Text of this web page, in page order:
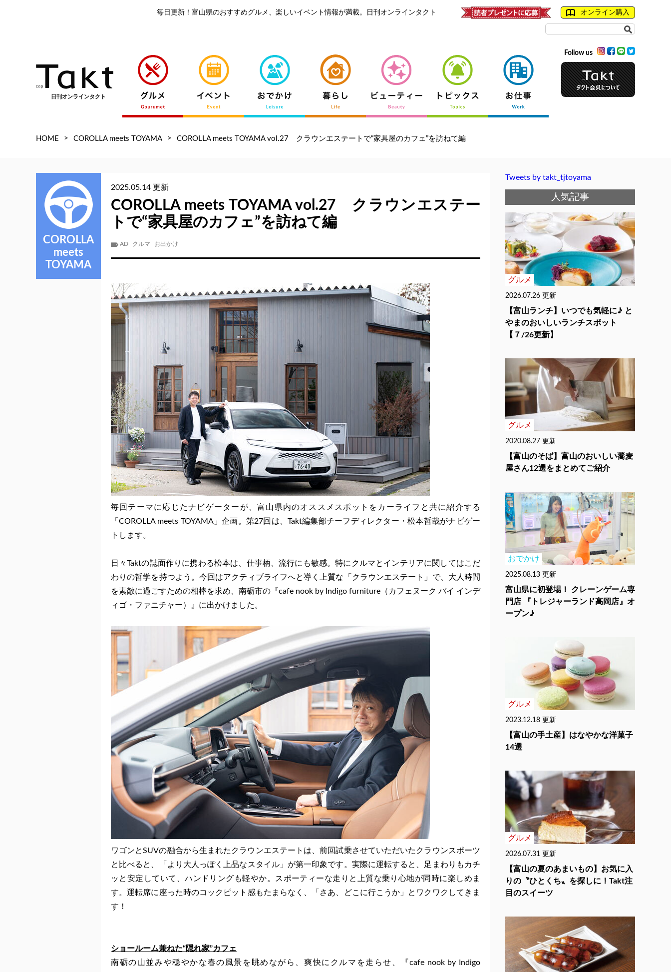
毎日更新！富山県のおすすめグルメ、楽しいイベント情報が満載。日刊オンラインタクト オンライン購入
日刊オンラインタクト
Follow us
HOME > COROLLA meets TOYAMA > COROLLA meets TOYAMA vol.27 クラウンエステートで“家具屋のカフェ”を訪ねて編
COROLLA
meets
TOYAMA
2025.05.14 更新
COROLLA meets TOYAMA vol.27 クラウンエステー
トで“家具屋のカフェ”を訪ねて編
AD クルマ お出かけ
毎回テーマに応じたナビゲーターが、富山県内のオススメスポットをカーライフと共に紹介する
「COROLLA meets TOYAMA」企画。第27回は、Takt編集部チーフディレクター・松本哲哉がナビゲー
トします。
日々Taktの誌面作りに携わる松本は、仕事柄、流行にも敏感。特にクルマとインテリアに関してはこだ
わりの哲学を持つよう。今回はアクティブライフへと導く上質な「クラウンエステート」で、大人時間
を素敵に過ごすための相棒を求め、南砺市の『cafe nook by Indigo furniture（カフェヌーク バイ インデ
ィゴ・ファニチャー）』に出かけました。
ワゴンとSUVの融合から生まれたクラウンエステートは、前回試乗させていただいたクラウンスポーツ
と比べると、「より大人っぽく上品なスタイル」が第一印象です。実際に運転すると、足まわりもカチ
ッと安定していて、ハンドリングも軽やか。スポーティーな走りと上質な乗り心地が同時に楽しめま
す。運転席に座った時のコックピット感もたまらなく、「さあ、どこに行こうか」とワクワクしてきま
す！
ショールーム兼ねた“隠れ家”カフェ
南砺の山並みや穏やかな春の風景を眺めながら、爽快にクルマを走らせ、『cafe nook by Indigo
Tweets by takt_tjtoyama
人気記事
グルメ
2026.07.26 更新
【富山ランチ】いつでも気軽に♪ と
やまのおいしいランチスポット
【７/26更新】
グルメ
2020.08.27 更新
【富山のそば】富山のおいしい蕎麦
屋さん12選をまとめてご紹介
おでかけ
2025.08.13 更新
富山県に初登場！ クレーンゲーム専
門店 『トレジャーランド高岡店』オ
ープン♪
グルメ
2023.12.18 更新
【富山の手土産】はなやかな洋菓子
14選
グルメ
2026.07.31 更新
【富山の夏のあまいもの】お気に入
りの〝ひとくち〟を探しに！Takt注
目のスイーツ